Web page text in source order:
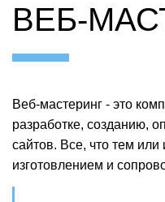
ВЕБ-
Веб-мастеринг - это
разработке, созданию,
сайтов. Все, что тем
изготовлением и